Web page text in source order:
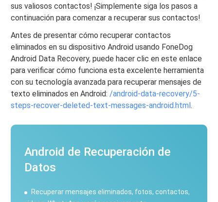
sus valiosos contactos! ¡Simplemente siga los pasos a
continuación para comenzar a recuperar sus contactos!
Antes de presentar cómo recuperar contactos
eliminados en su dispositivo Android usando FoneDog
Android Data Recovery, puede hacer clic en este enlace
para verificar cómo funciona esta excelente herramienta
con su tecnología avanzada para recuperar mensajes de
texto eliminados en Android:/android-data-recovery/5-
steps-recover-deleted-text-messages-android.html.
Android de Recuperación de
Datos
Recuperar mensajes eliminados, fotos, contactos,